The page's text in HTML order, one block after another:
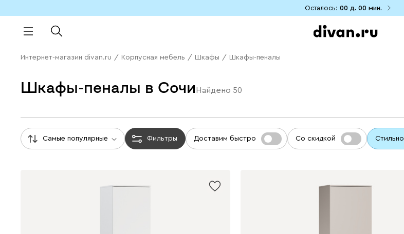
Осталось: 00 д. 00 мин.
Интернет-магазин divan.ru / Корпусная мебель / Шкафы / Шкафы-пеналы
Шкафы-пеналы в Сочи Найдено 50
Самые популярные Фильтры Доставим быстро Со скидкой